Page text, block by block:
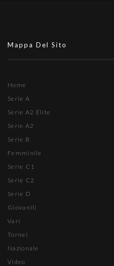
Mappa Del Sito
Home
Serie A
Serie A2 Élite
Serie A2
Serie B
Femminile
Serie C1
Serie C2
Serie D
Giovanili
Vari
Tornei
Nazionale
Video